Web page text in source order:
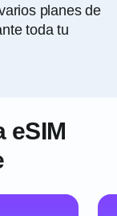
planes de
toda tu
eSIM